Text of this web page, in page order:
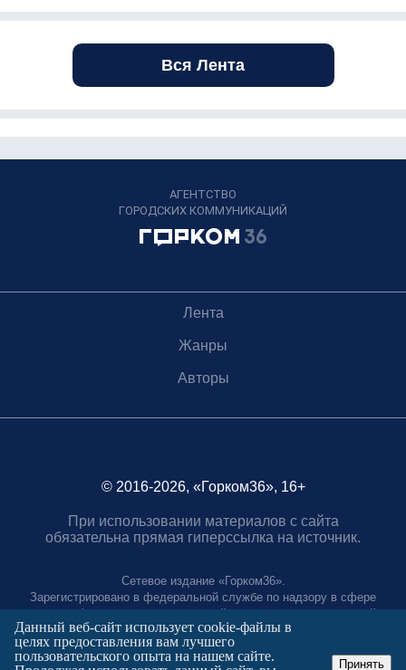
Вся Лента
АГЕНТСТВО
ГОРОДСКИХ КОММУНИКАЦИЙ
Лента
Жанры
Авторы
© 2016-2026, «Горком36», 16+
При использовании материалов с сайта
обязательна прямая гиперссылка на источник.
Сетевое издание «Горком36».
Зарегистрировано в федеральной службе по надзору в сфере
связи, информационных технологий и массовых коммуникаций.
Регистрационный номер ЭЛ № ФС77-88966 от 21 января 2025 г.
Учредитель: Муниципальное автономное учреждение "Агентство
городских коммуникаций"
Данный веб-сайт использует cookie-файлы в
целях предоставления вам лучшего
пользовательского опыта на нашем сайте.
Принять